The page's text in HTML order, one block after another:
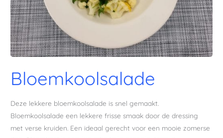
Bloemkoolsalade
Deze lekkere bloemkoolsalade is snel gemaakt.
Bloemkoolsalade een lekkere frisse smaak door de dressing
met verse kruiden. Een ideaal gerecht voor een mooie zomerse